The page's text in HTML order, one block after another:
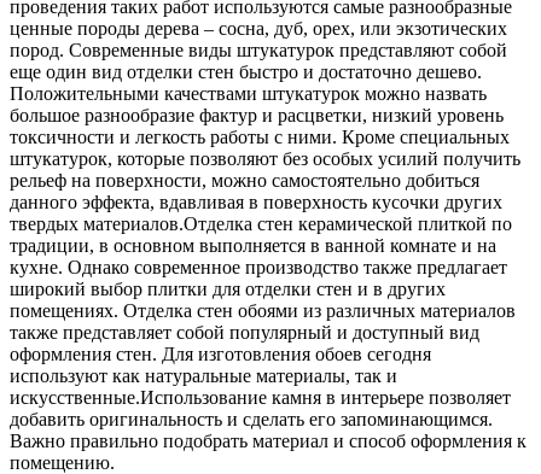
проведения таких работ используются самые разнообразные
ценные породы дерева – сосна, дуб, орех, или экзотических
пород. Современные виды штукатурок представляют собой
еще один вид отделки стен быстро и достаточно дешево.
Положительными качествами штукатурок можно назвать
большое разнообразие фактур и расцветки, низкий уровень
токсичности и легкость работы с ними. Кроме специальных
штукатурок, которые позволяют без особых усилий получить
рельеф на поверхности, можно самостоятельно добиться
данного эффекта, вдавливая в поверхность кусочки других
твердых материалов.Отделка стен керамической плиткой по
традиции, в основном выполняется в ванной комнате и на
кухне. Однако современное производство также предлагает
широкий выбор плитки для отделки стен и в других
помещениях. Отделка стен обоями из различных материалов
также представляет собой популярный и доступный вид
оформления стен. Для изготовления обоев сегодня
используют как натуральные материалы, так и
искусственные.Использование камня в интерьере позволяет
добавить оригинальность и сделать его запоминающимся.
Важно правильно подобрать материал и способ оформления к
помещению.